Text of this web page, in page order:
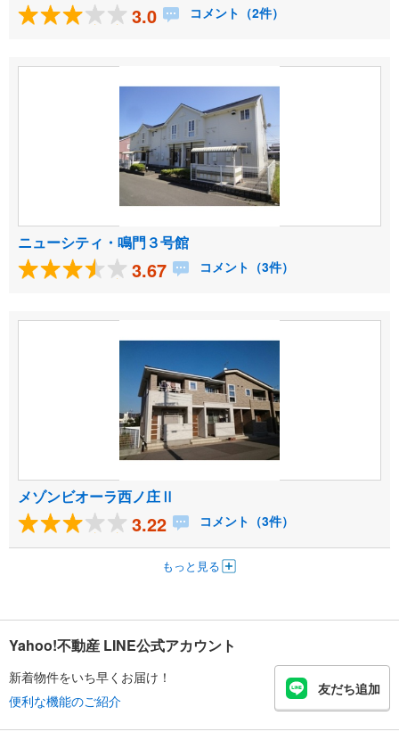
3.0 コメント（2件）
ニューシティ・鳴門３号館
3.67 コメント（3件）
メゾンビオーラ西ノ庄Ⅱ
3.22 コメント（3件）
もっと見る
Yahoo!不動産 LINE公式アカウント
新着物件をいち早くお届け！
便利な機能のご紹介
友だち追加